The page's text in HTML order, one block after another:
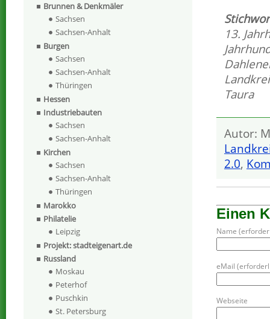
13.
Taura
Autor:
2.0,
Einen
Name
eMail
Webseite
Brunnen & Denkmäler
Sachsen
Sachsen-Anhalt
Burgen
Sachsen
Sachsen-Anhalt
Thüringen
Hessen
Industriebauten
Sachsen
Sachsen-Anhalt
Kirchen
Sachsen
Sachsen-Anhalt
Thüringen
Marokko
Philatelie
Leipzig
Projekt: stadteigenart.de
Russland
Moskau
Peterhof
Puschkin
St. Petersburg